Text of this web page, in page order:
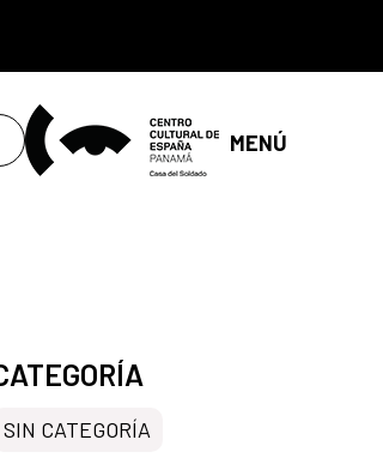
MENÚ
SIN CATEGORÍA